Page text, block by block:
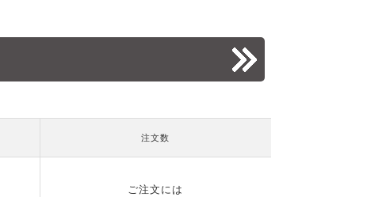
注文数
ご注文には